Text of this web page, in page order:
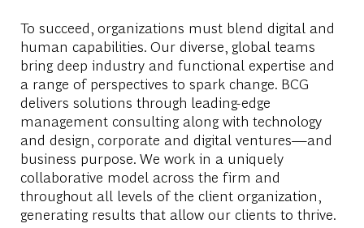
To succeed, organizations must blend digital and
human capabilities. Our diverse, global teams
bring deep industry and functional expertise and
a range of perspectives to spark change. BCG
delivers solutions through leading-edge
management consulting along with technology
and design, corporate and digital ventures—and
business purpose. We work in a uniquely
collaborative model across the firm and
throughout all levels of the client organization,
generating results that allow our clients to thrive.